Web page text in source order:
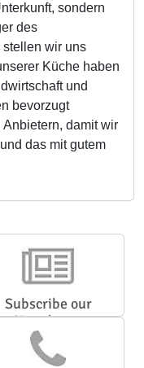
sondern
des
wir uns
Küche haben
und
bevorzugt
damit wir
das mit gutem
Subscribe our
Newsletter